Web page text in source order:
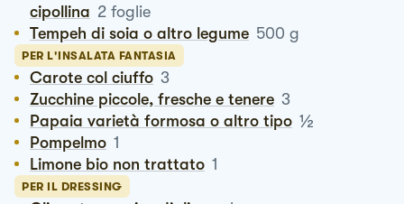
cipollina 2 foglie
Tempeh di soia o altro legume 500 g
PER L'INSALATA FANTASIA
Carote col ciuffo 3
Zucchine piccole, fresche e tenere 3
Papaia varietà formosa o altro tipo ½
Pompelmo 1
Limone bio non trattato 1
PER IL DRESSING